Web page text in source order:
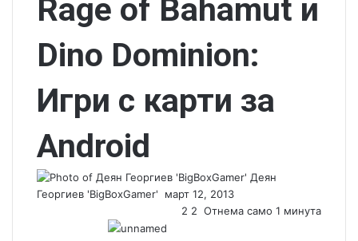
Rage of Bahamut и
Dino Dominion:
Игри с карти за
Android
Деян
Георгиев 'BigBoxGamer'
S
n
март 12, 2013
2 2 Отнема само 1 минута